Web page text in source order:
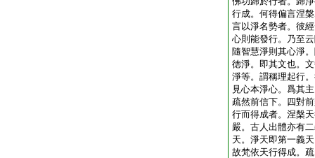
行成。何得偏言涅
言以淨名勢者。彼
心則能發行。乃至
隨智慧淨則其心淨
徳淨。即其文也。
淨等。謂稱理起行
見心本淨心。爲其
疏然前信下。四對
行而得成者。涅槃
嚴。古人出體亦有
天。淨天即第一義
故梵依天行得成。